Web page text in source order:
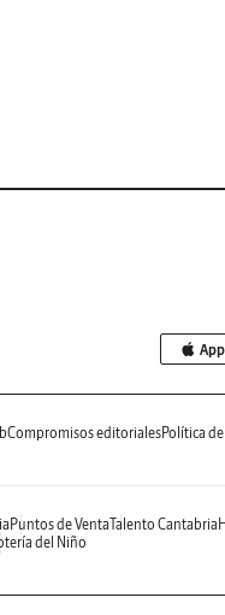
Compromisos editorialesPolítica
Puntos de VentaTalento Cantabria
del Niño